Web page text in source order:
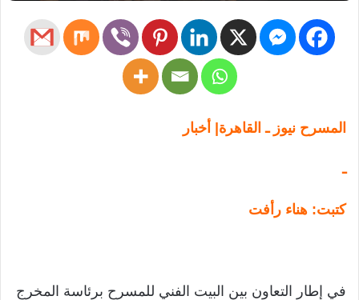
المسرح نيوز ـ القاهرة| أخبار
ـ
كتبت: هناء رأفت
في إطار التعاون بين البيت الفني للمسرح برئاسة المخرج